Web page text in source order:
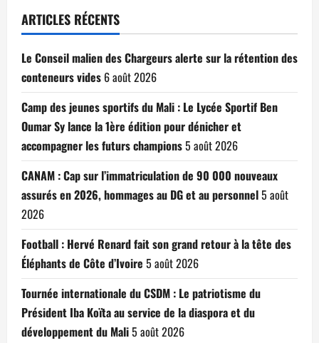
ARTICLES RÉCENTS
Le Conseil malien des Chargeurs alerte sur la rétention des
conteneurs vides 6 août 2026
Camp des jeunes sportifs du Mali : Le Lycée Sportif Ben
Oumar Sy lance la 1ère édition pour dénicher et
accompagner les futurs champions5 août 2026
CANAM : Cap sur l’immatriculation de 90 000 nouveaux
assurés en 2026, hommages au DG et au personnel5 août
2026
Football : Hervé Renard fait son grand retour à la tête des
Éléphants de Côte d’Ivoire 5 août 2026
Tournée internationale du CSDM : Le patriotisme du
Président Iba Koïta au service de la diaspora et du
développement du Mali5 août 2026